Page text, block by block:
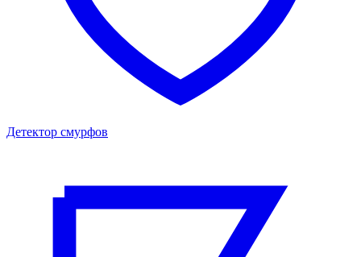
Детектор смурфов